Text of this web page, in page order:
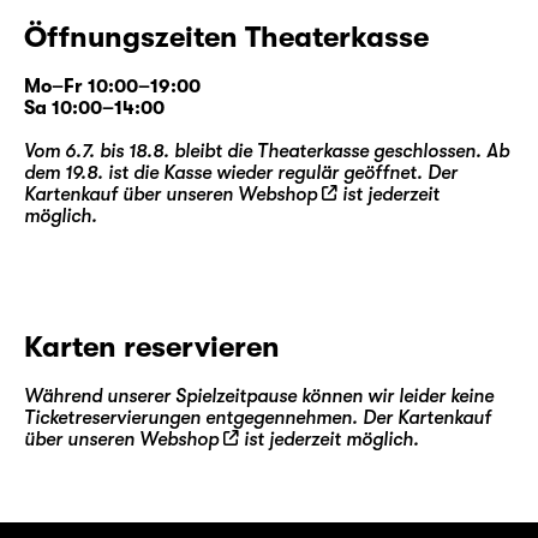
Farmhaus dennoch all den Erkrankten zur
Verfügung und kümmerte sich um sie, die
sonst keinen Ort mehr hatten zum Bleiben
und zum Sterben. Es war eine Zeit, in der
Liebe immer auch Angst bedeutete. Walter
und Henry haben es überlebt, aber der Preis
war hoch.
Eric, Toby und ihre Freunde suchen ihren
Verschwunden ist es nicht, und ist im Fall des
Generationen weitergegeben wird und das
Leben desjenigen bestimmt. Etwa das Leben
Während die politischen Gewissheiten einen
Öffnungszeiten Theaterkasse
Mo–Fr 10:00–19:00
Sa 10:00–14:00
Vom 6.7. bis 18.8. bleibt die Theaterkasse geschlossen. Ab
dem 19.8. ist die Kasse wieder regulär geöffnet. Der
Kartenkauf über unseren Webshop
ist jederzeit
möglich.
Karten reservieren
Während unserer Spielzeitpause können wir leider keine
Ticketreservierungen entgegennehmen. Der Kartenkauf
über unseren Webshop ist jederzeit möglich.